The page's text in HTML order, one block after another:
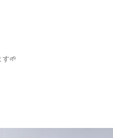
す🌱